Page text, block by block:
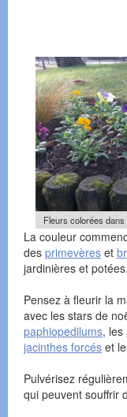
Fleurs colorées
La couleur
des primevères et
jardinières et potées.
Pensez à fleurir la
avec les stars de
paphiopedilums, les
jacinthes forcés et
Pulvérisez
qui peuvent souffrir